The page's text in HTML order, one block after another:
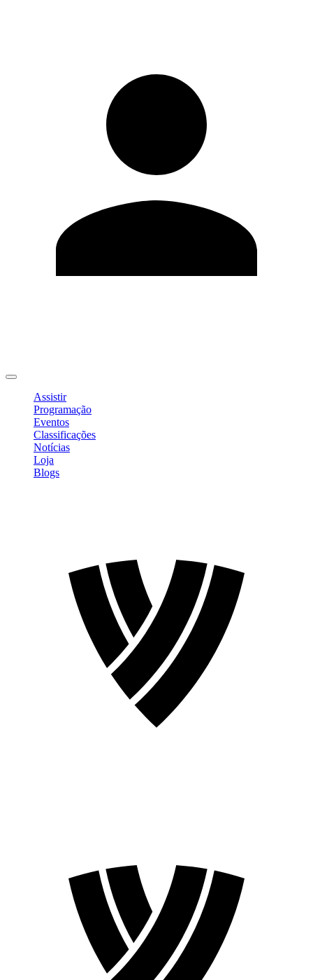
Assistir
Programação
Eventos
Classificações
Notícias
Loja
Blogs